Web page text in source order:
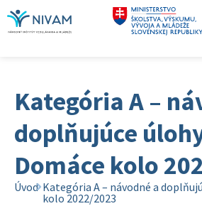
Kategória A –
doplňujúce
Domáce kolo
Úvod Kategória A – návodné a
kolo 2022/2023